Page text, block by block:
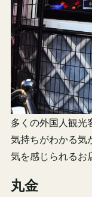
多くの外国人観光
気持ちがわかる気
気を感じられるお
丸金